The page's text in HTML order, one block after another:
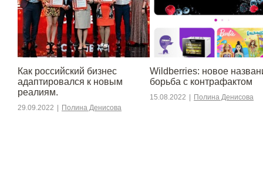
​​Как российский бизнес
адаптировался к новым
реалиям.
29.09.2022 Полина Денисова
Wildberries: новое
борьба с контрафактом
15.08.2022 Полина Денисова